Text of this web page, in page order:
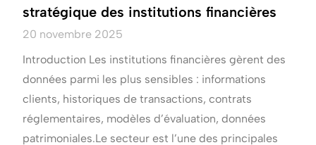
stratégique des institutions financières
20 novembre 2025
Introduction Les institutions financières gèrent des
données parmi les plus sensibles : informations
clients, historiques de transactions, contrats
réglementaires, modèles d’évaluation, données
patrimoniales.Le secteur est l’une des principales